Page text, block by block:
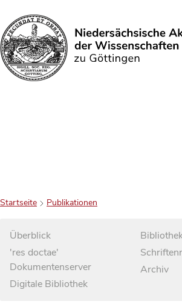
Suchen
Startseite Publikationen
Überblick
'res doctae'
Dokumentenserver
Digitale Bibliothek
Archiv